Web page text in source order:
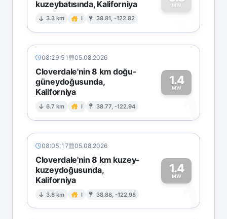
kuzeybatısında, Kaliforniya
3.3 km I 38.81, -122.82
MW
0
08:29:51 05.08.2026
Cloverdale'nin 8 km doğu-
güneydoğusunda,
Kaliforniya
6.7 km I 38.77, -122.94
1.4
MW
1
08:05:17 05.08.2026
Cloverdale'nin 8 km kuzey-
kuzeydoğusunda,
Kaliforniya
3.8 km I 38.88, -122.98
1.4
MW
1